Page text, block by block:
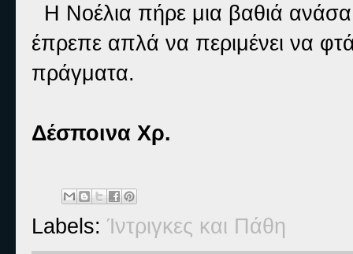
Η Νοέλια πήρε μια βαθιά
έπρεπε απλά να περιμένει να
πράγματα.
Δέσποινα Χρ.
Labels: Ίντριγκες και Πάθη